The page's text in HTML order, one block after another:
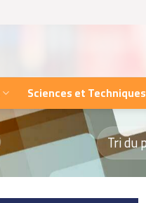
Sciences et Techniques